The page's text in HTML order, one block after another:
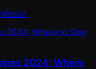
2024: Where